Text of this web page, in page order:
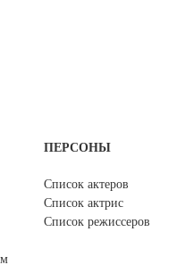
ПЕРСОНЫ
Список актеров
Список актрис
Список режиссеров